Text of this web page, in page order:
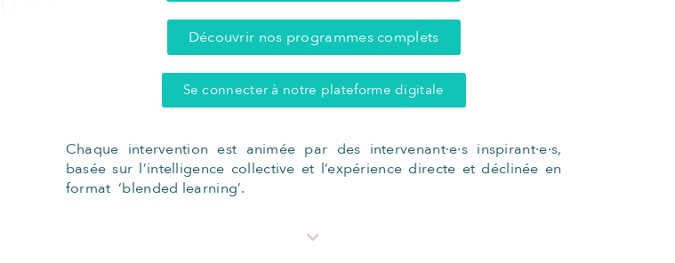
Découvrir nos programmes complets
Se connecter à notre plateforme digitale
Chaque intervention est animée par des intervenant·e·s inspirant·e·s,
basée sur l’intelligence collective et l’expérience directe et déclinée en
format ‘blended learning’.